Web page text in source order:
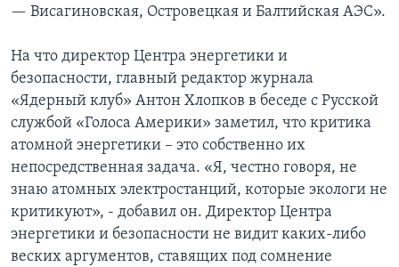
— Висагиновская, Островецкая и Балтийская АЭС».
На что директор Центра энергетики и
безопасности, главный редактор журнала
«Ядерный клуб» Антон Хлопков в беседе с Русской
службой «Голоса Америки» заметил, что критика
атомной энергетики – это собственно их
непосредственная задача. «Я, честно говоря, не
знаю атомных электростанций, которые экологи не
критикуют», - добавил он. Директор Центра
энергетики и безопасности не видит каких-либо
веских аргументов, ставящих под сомнение